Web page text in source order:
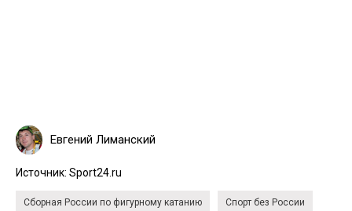
Евгений Лиманский
Источник: Sport24.ru
Сборная России по фигурному катанию Спорт без России